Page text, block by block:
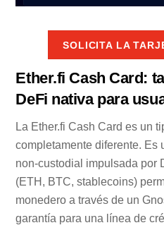
SOLICITA LA
Ether.fi Cash Card:
DeFi nativa para
La Ether.fi Cash Card es un
completamente diferente. Es
non-custodial impulsada por
(ETH, BTC, stablecoins)
monedero a través de un
garantía para una línea de